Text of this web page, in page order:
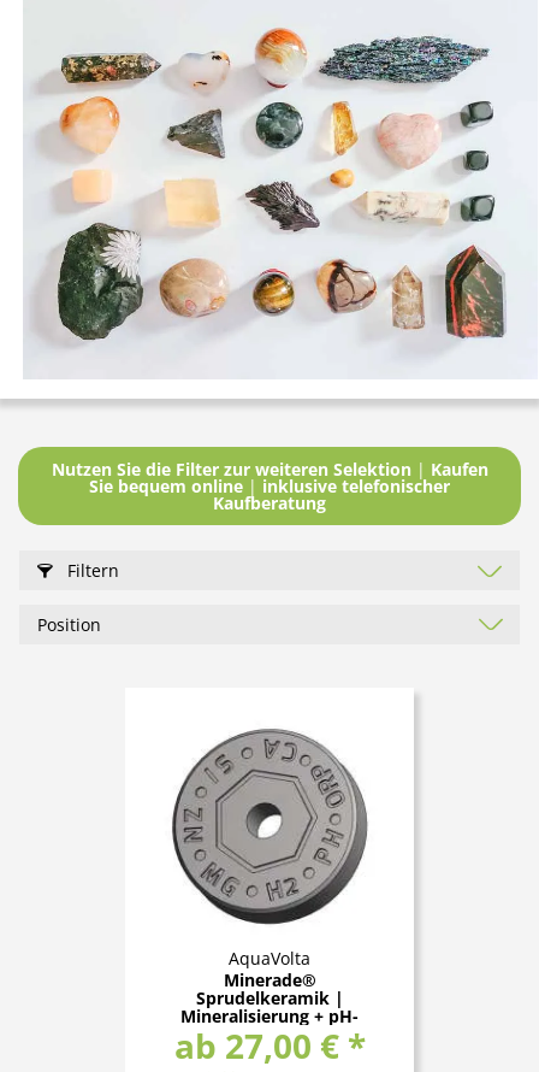
Nutzen Sie die Filter zur weiteren Selektion| Kaufen
Sie bequem online | inklusive telefonischer
Kaufberatung
Filtern
AquaVolta
Minerade®
Sprudelkeramik |
Mineralisierung + pH-
Anhebung
ab 27,00 € *